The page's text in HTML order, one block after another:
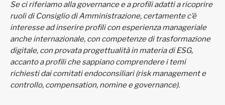
Se ci riferiamo alla governance e a profili adatti a ricoprire
ruoli di Consiglio di Amministrazione, certamente c’è
interesse ad inserire profili con esperienza manageriale
anche internazionale, con competenze di trasformazione
digitale, con provata progettualità in materia di ESG,
accanto a profili che sappiano comprendere i temi
richiesti dai comitati endoconsiliari (risk management e
controllo, compensation, nomine e governance).